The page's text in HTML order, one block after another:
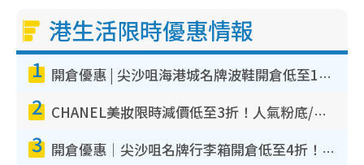
港生活限時優惠情報
1 開倉優惠 | 尖沙咀海港城名牌波鞋開倉低至1折！On鞋$899起／Joy&Peace鞋履$98起
2 CHANEL美妝限時減價低至3折！人氣粉底/唇膏/精華液低至$275！COCO香水都有平
3 開倉優惠｜尖沙咀名牌行李箱開倉低至4折！一連5日 American Tourister/ace./Hallmark $200起！